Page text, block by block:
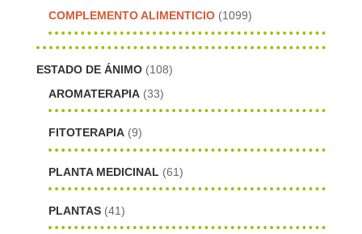
COMPLEMENTO ALIMENTICIO (1099)
ESTADO DE ÁNIMO (108)
AROMATERAPIA (33)
FITOTERAPIA (9)
PLANTA MEDICINAL (61)
PLANTAS (41)